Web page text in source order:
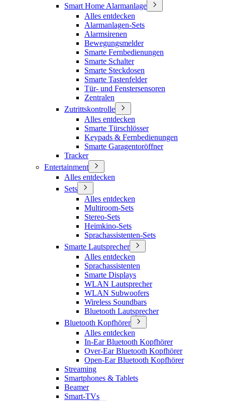
Smart Home Alarmanlage
Alles entdecken
Alarmanlagen-Sets
Alarmsirenen
Bewegungsmelder
Smarte Fernbedienungen
Smarte Schalter
Smarte Steckdosen
Smarte Tastenfelder
Tür- und Fenstersensoren
Zentralen
Zutrittskontrolle
Alles entdecken
Smarte Türschlösser
Keypads & Fernbedienungen
Smarte Garagentoröffner
Tracker
Entertainment
Alles entdecken
Sets
Alles entdecken
Multiroom-Sets
Stereo-Sets
Heimkino-Sets
Sprachassistenten-Sets
Smarte Lautsprecher
Alles entdecken
Sprachassistenten
Smarte Displays
WLAN Lautsprecher
WLAN Subwoofers
Wireless Soundbars
Bluetooth Lautsprecher
Bluetooth Kopfhörer
Alles entdecken
In-Ear Bluetooth Kopfhörer
Over-Ear Bluetooth Kopfhörer
Open-Ear Bluetooth Kopfhörer
Streaming
Smartphones & Tablets
Beamer
Smart-TVs